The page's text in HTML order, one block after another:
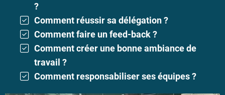
?
Comment réussir sa délégation ?
Comment faire un feed-back ?
Comment créer une bonne ambiance de
travail ?
Comment responsabiliser ses équipes ?